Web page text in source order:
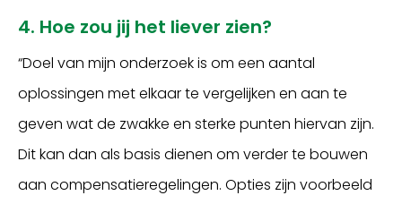
4. Hoe zou jij het liever zien?
“Doel van mijn onderzoek is om een aantal
oplossingen met elkaar te vergelijken en aan te
geven wat de zwakke en sterke punten hiervan zijn.
Dit kan dan als basis dienen om verder te bouwen
aan compensatieregelingen. Opties zijn voorbeeld